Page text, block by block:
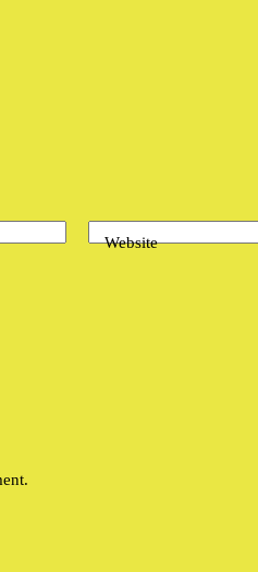
Website